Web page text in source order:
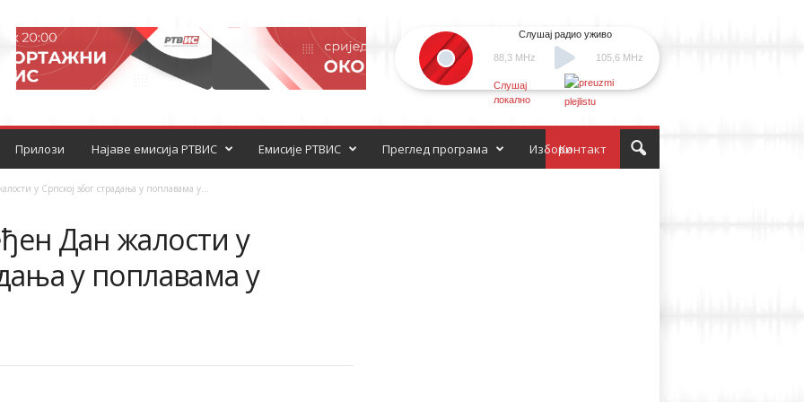
88,3 MHz
Слушај радио уживо
105,6 MHz
Слушај
локално
Прилози Најаве емисија РТВИС Емисије РТВИС Контакт
Преглед програма Избори
у Српској због страдања у поплавама у...
Дан жалости у
у поплавама у